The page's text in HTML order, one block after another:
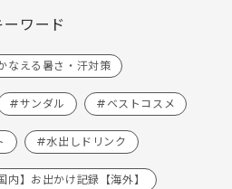
ワード
なえる暑さ・汗対策
#サンダル #ベストコスメ
#水出しドリンク
内】お出かけ記録【海外】